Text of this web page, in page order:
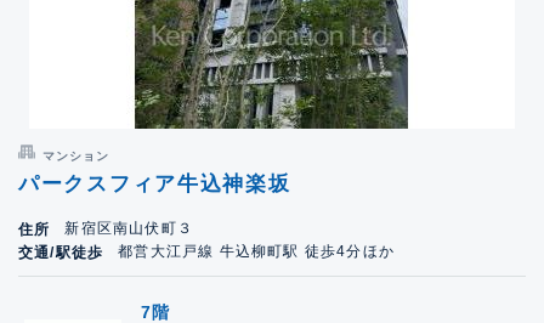
マンション
パークスフィア牛込神楽坂
住所
新宿区南山伏町３
交通/駅徒歩
都営大江戸線 牛込柳町駅 徒歩4分ほか
7階